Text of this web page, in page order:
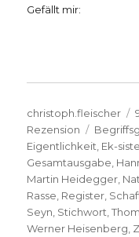
Gefällt mir:
Autor
christoph.fleischer
Rezension
Eigentlichkeit Ek-
Gesamtausgabe
Martin Heidegger
Rasse Register
Seyn Stichwort ,
Werner Heisenberg